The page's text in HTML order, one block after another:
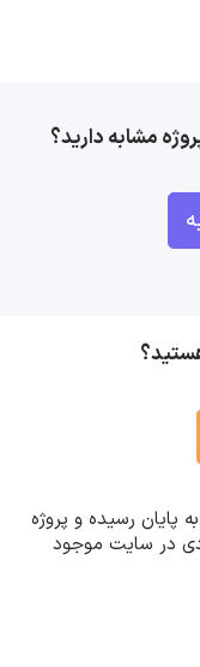
مشابه دارید؟
پایان رسیده و پروژه
در سایت موجود